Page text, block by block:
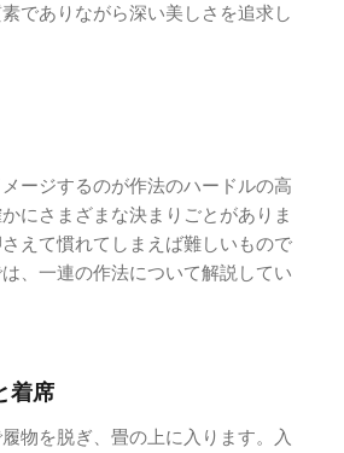
でありながら深い美しさを追求し
ージするのが作法のハードルの高
にさまざまな決まりごとがありま
えて慣れてしまえば難しいもので
、一連の作法について解説してい
着席
物を脱ぎ、畳の上に入ります。入